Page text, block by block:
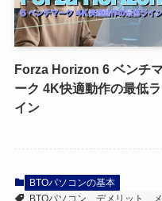
Forza Horizon 6 ベンチマ
ーク 4K快適動作の最低ラ
イン
BTOパソコンの基本